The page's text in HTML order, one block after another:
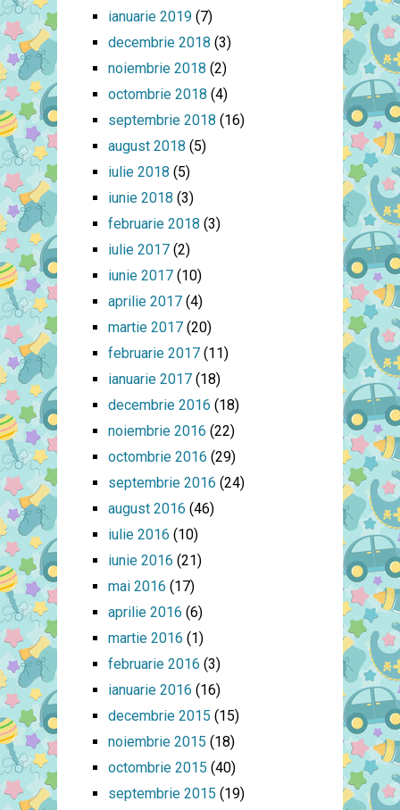
ianuarie 2019(7)
decembrie 2018 (3)
noiembrie 2018 (2)
octombrie 2018 (4)
septembrie 2018 (16)
august 2018 (5)
iulie 2018 (5)
iunie 2018 (3)
februarie 2018 (3)
iulie 2017(2)
iunie 2017(10)
aprilie 2017(4)
martie 2017(20)
februarie 2017(11)
ianuarie 2017(18)
decembrie 2016 (18)
noiembrie 2016 (22)
octombrie 2016 (29)
septembrie 2016 (24)
august 2016 (46)
iulie 2016 (10)
iunie 2016 (21)
mai 2016 (17)
aprilie 2016 (6)
martie 2016 (1)
februarie 2016 (3)
ianuarie 2016 (16)
decembrie 2015 (15)
noiembrie 2015 (18)
octombrie 2015 (40)
septembrie 2015 (19)